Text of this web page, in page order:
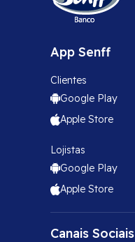
App Senff
Clientes
Google Play
Apple Store
Lojistas
Google Play
Apple Store
Canais Sociais